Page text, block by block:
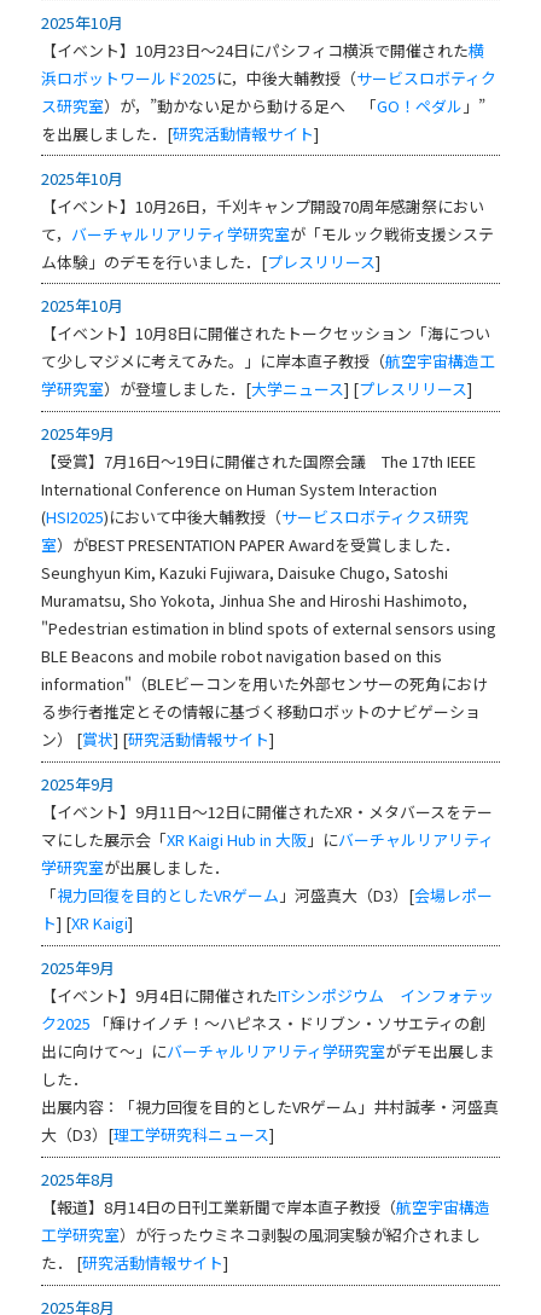
2025年10月
【イベント】10月23日～24日にパシフィコ横浜で開催された横
浜ロボットワールド2025に，中後大輔教授（サービスロボティク
ス研究室）が，”動かない足から動ける足へ 「GO！ペダル 」”
を出展しました．[研究活動情報サイト]
2025年10月
【イベント】10月26日，千刈キャンプ開設70周年感謝祭におい
て， バーチャルリアリティ学研究室が「モルック戦術支援システ
ム体験」のデモを行いました．[プレスリリース]
2025年10月
【イベント】10月8日に開催されたトークセッション「海につい
て少しマジメに考えてみた。」に岸本直子教授（航空宇宙構造工
学研究室）が登壇しました．[大学ニュース] [プレスリリース]
2025年9月
【受賞】7月16日～19日に開催された国際会議 The 17th IEEE
International Conference on Human System Interaction
(HSI2025)において中後大輔教授（サービスロボティクス研究
室）がBEST PRESENTATION PAPER Awardを受賞しました．
Seunghyun Kim, Kazuki Fujiwara, Daisuke Chugo, Satoshi
Muramatsu, Sho Yokota, Jinhua She and Hiroshi Hashimoto,
"Pedestrian estimation in blind spots of external sensors using
BLE Beacons and mobile robot navigation based on this
information"（BLEビーコンを用いた外部センサーの死角におけ
る歩行者推定とその情報に基づく移動ロボットのナビゲーショ
ン） [賞状] [研究活動情報サイト]
2025年9月
【イベント】9月11日～12日に開催されたXR・メタバースをテー
マにした展示会「XR Kaigi Hub in 大阪 」にバーチャルリアリティ
学研究室が出展しました．
「視力回復を目的としたVRゲーム 」河盛真大（D3）[会場レポー
ト] [XR Kaigi]
2025年9月
【イベント】9月4日に開催されたITシンポジウム インフォテッ
ク2025 「輝けイノチ！～ハピネス・ドリブン・ソサエティの創
出に向けて～」にバーチャルリアリティ学研究室がデモ出展しま
した．
出展内容：「視力回復を目的としたVRゲーム」井村誠孝・河盛真
大（D3）[理工学研究科ニュース]
2025年8月
【報道】8月14日の日刊工業新聞で岸本直子教授（航空宇宙構造
工学研究室）が行ったウミネコ剥製の風洞実験が紹介されまし
た． [研究活動情報サイト]
2025年8月